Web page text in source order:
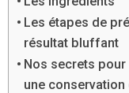
Les étapes de
résultat bluffant
Nos secrets
une